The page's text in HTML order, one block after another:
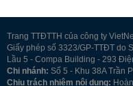
Trang TTĐTTH của công ty
Giấy phép số 3323/GP-TTĐT do
Lầu 5 - Compa Building - 293
Chi nhánh: Số 5 - Khu 38A Trần
Chịu trách nhiệm nội dung: